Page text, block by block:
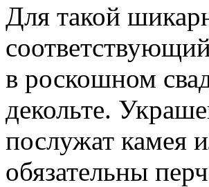
Для такой
в роскошном
декольте.
послужат камея
обязательны